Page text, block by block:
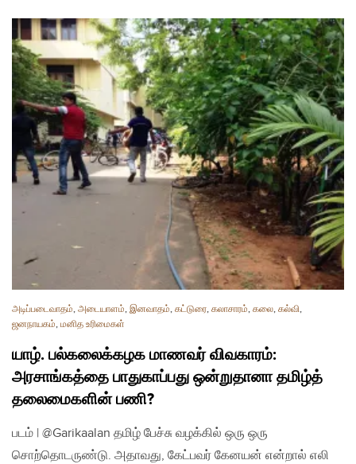
அடிப்படைவாதம், அடையாளம், இனவாதம், கட்டுரை, கலாசாரம், கலை, கல்வி,
ஜனநாயகம், மனித உரிமைகள்
யாழ். பல்கலைக்கழக மாணவர் விவகாரம்:
அரசாங்கத்தை பாதுகாப்பது ஒன்றுதானா தமிழ்த்
தலைமைகளின் பணி?
படம் | @Garikaalan தமிழ் பேச்சு வழக்கில் ஒரு ஒரு
சொற்தொடருண்டு. அதாவது, கேட்பவர் கேனயன் என்றால் எலி